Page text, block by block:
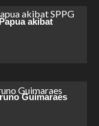
akibat
Guimaraes